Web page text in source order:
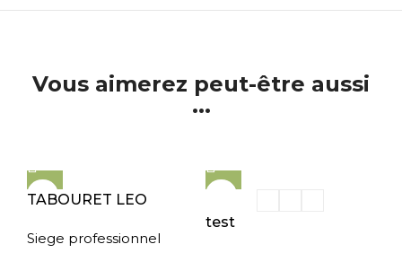
Vous aimerez peut-être aussi
...
TABOURET LEO
Siege professionnel
test